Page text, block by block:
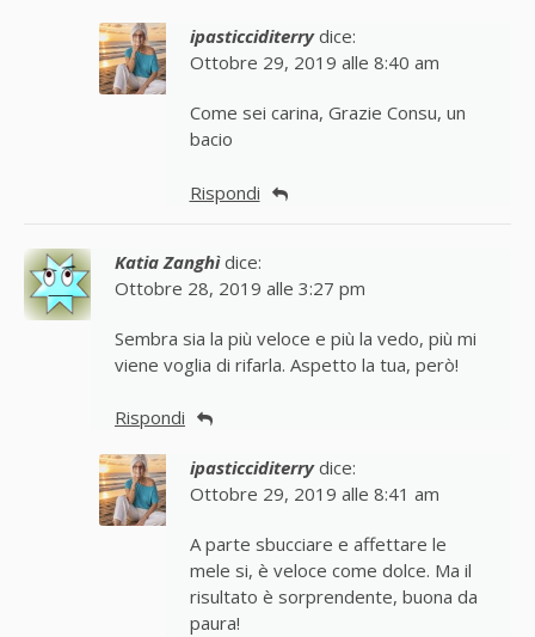
ipasticciditerry dice:
Ottobre 29, 2019 alle 8:40 am
Come sei carina, Grazie Consu, un
bacio
Rispondi
Katia Zanghì dice:
Ottobre 28, 2019 alle 3:27 pm
Sembra sia la più veloce e più la vedo, più mi
viene voglia di rifarla. Aspetto la tua, però!
Rispondi
ipasticciditerry dice:
Ottobre 29, 2019 alle 8:41 am
A parte sbucciare e affettare le
mele si, è veloce come dolce. Ma il
risultato è sorprendente, buona da
paura!